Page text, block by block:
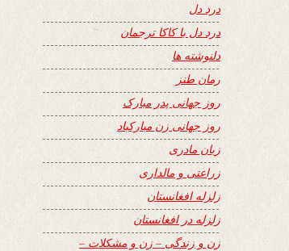
درد دل
درد دل با کاکا ترجمان
دلنوشته ها
رمان طنز
روز جهانی پدر مبارک
روز جهانی زن مبارکباد
زبان مادری
زراعتی و مالداری
زلزله افغانستان
زلزله در افغانستان
زن و زندگی – زن و مشکلات –